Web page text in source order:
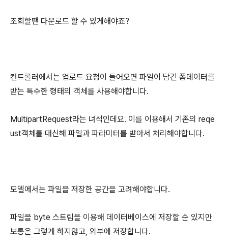
조회할땐 다운로드 할 수 있게해야죠?
컨트롤러에서는 업로드 요청이 들어오면 파일이 담긴 폼데이터를
받는 특수한 형태의 객체를 사용해야합니다.
MultipartRequest라는 녀석인데요. 이를 이용해서 기존의 reqe
ust객체를 대신해 파일과 파라미터를 받아서 처리해야합니다.
모델에서는 파일을 저장한 공간을 고려해야합니다.
파일을 byte 스트림을 이용해 데이터베이스에 저장할 순 있지만
보통은 그렇게 하지않고, 외부에 저장합니다.